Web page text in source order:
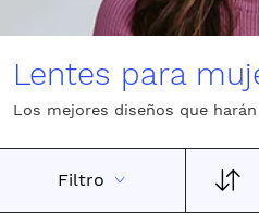
Lentes para
Los mejores diseños que
Filtro